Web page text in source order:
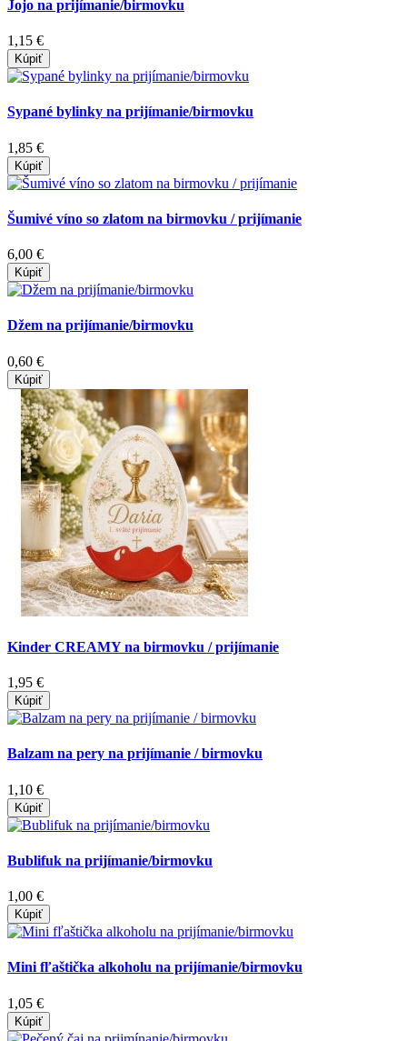
Jojo na prijímanie/birmovku
1,15 €
Kúpiť
Sypané bylinky na prijímanie/birmovku
1,85 €
Kúpiť
Šumivé víno so zlatom na birmovku / prijímanie
6,00 €
Kúpiť
Džem na prijímanie/birmovku
0,60 €
Kúpiť
Kinder CREAMY na birmovku / prijímanie
1,95 €
Kúpiť
Balzam na pery na prijímanie / birmovku
1,10 €
Kúpiť
Bublifuk na prijímanie/birmovku
1,00 €
Kúpiť
Mini fľaštička alkoholu na prijímanie/birmovku
1,05 €
Kúpiť